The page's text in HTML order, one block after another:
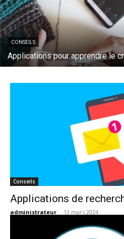
CONSEILS
Applications pour apprendre le
Conseils
Applications de
administrateur - 13 mars 2024